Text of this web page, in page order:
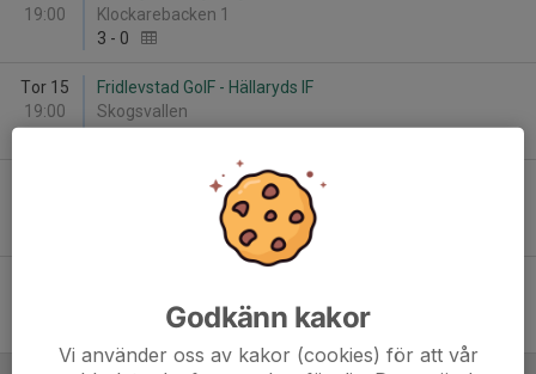
19:00
Klockarebacken 1
3 - 0
Tor 15
19:00
Fridlevstad GoIF - Hällaryds IF
Skogsvallen
Hällaryds IF - Hörvikens IF
Klockarebacken 1
BräknevallenGodkänn kakor
Vi använder oss av kakor (cookies) för att vår